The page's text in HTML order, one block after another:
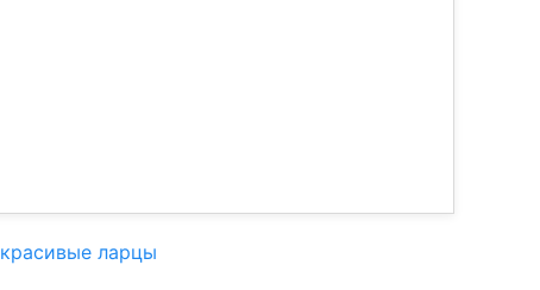
красивые ларцы